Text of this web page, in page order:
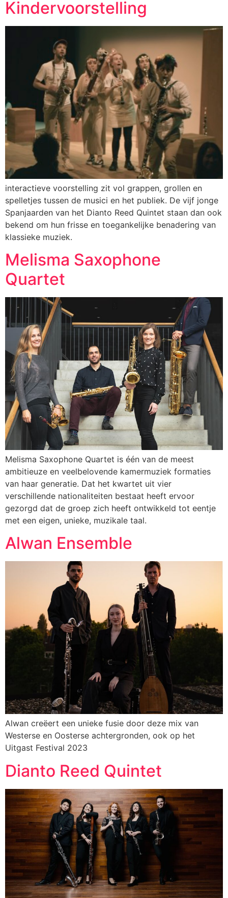
Kindervoorstelling
interactieve voorstelling zit vol grappen, grollen en
spelletjes tussen de musici en het publiek. De vijf jonge
Spanjaarden van het Dianto Reed Quintet staan dan ook
bekend om hun frisse en toegankelijke benadering van
klassieke muziek.
Melisma Saxophone
Quartet
Melisma Saxophone Quartet is één van de meest
ambitieuze en veelbelovende kamermuziek formaties
van haar generatie. Dat het kwartet uit vier
verschillende nationaliteiten bestaat heeft ervoor
gezorgd dat de groep zich heeft ontwikkeld tot eentje
met een eigen, unieke, muzikale taal.
Alwan Ensemble
Alwan creëert een unieke fusie door deze mix van
Westerse en Oosterse achtergronden, ook op het
Uitgast Festival 2023
Dianto Reed Quintet